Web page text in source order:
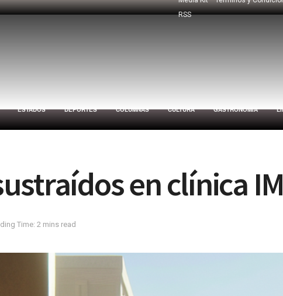
RSS
ESTADOS DEPORTES COLUMNAS CULTURA GASTRONOMÍA
en clínica
Time: 2 mins read